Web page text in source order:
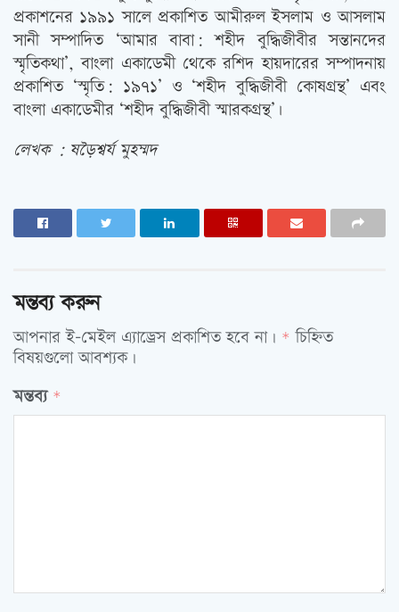
প্রকাশনের ১৯৯১ সালে প্রকাশিত আমীরুল ইসলাম ও আসলাম
সানী সম্পাদিত ‘আমার বাবা: শহীদ বুদ্ধিজীবীর সন্তানদের
স্মৃতিকথা’, বাংলা একাডেমী থেকে রশিদ হায়দারের সম্পাদনায়
প্রকাশিত ‘স্মৃতি: ১৯৭১’ ও ‘শহীদ বুদ্ধিজীবী কোষগ্রন্থ’ এবং
বাংলা একাডেমীর ‘শহীদ বুদ্ধিজীবী স্মারকগ্রন্থ’৷
লেখক : ষড়ৈশ্বর্য মুহম্মদ
মন্তব্য করুন
আপনার ই-মেইল এ্যাড্রেস প্রকাশিত হবে না। * চিহ্নিত
বিষয়গুলো আবশ্যক।
মন্তব্য *